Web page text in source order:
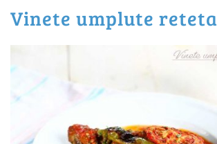
vinete umplute reteta